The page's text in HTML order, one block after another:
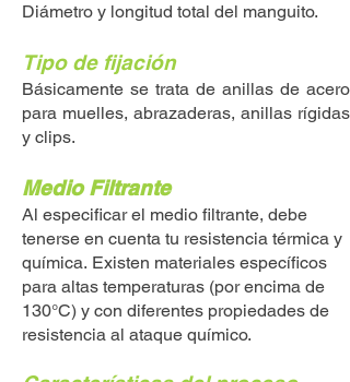
Diámetro y longitud total del manguito.
Tipo de fijación
Básicamente se trata de anillas de acero
para muelles, abrazaderas, anillas rígidas
y clips.
Medio Filtrante
Al especificar el medio filtrante, debe
tenerse en cuenta tu resistencia térmica y
química. Existen materiales específicos
para altas temperaturas (por encima de
130°C) y con diferentes propiedades de
resistencia al ataque químico.